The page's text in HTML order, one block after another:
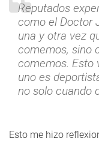
Reputados
como el Doctor
una y otra vez
comemos, sino
comemos. Esto
uno es
no solo cuando
Esto me hizo